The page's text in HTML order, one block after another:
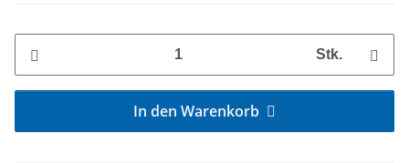
Stk.
In den Warenkorb